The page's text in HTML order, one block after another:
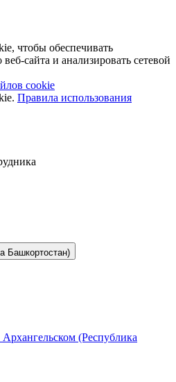
чтобы обеспечивать
сайта и анализировать сетевой
cookie
Правила использования
Башкортостан)
(Республика